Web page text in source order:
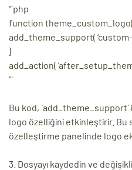
“`php
function
add_theme_support( ‘custom-
}
add_action(
“`
Bu kod,
logo özelliğini etkinleştirir. Bu
özelleştirme panelinde logo
3. Dosyayı kaydedin ve